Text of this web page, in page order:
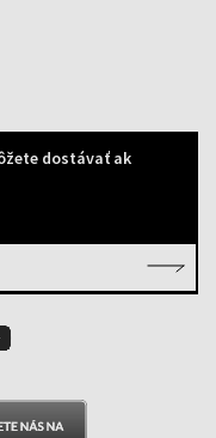
dostávať ak